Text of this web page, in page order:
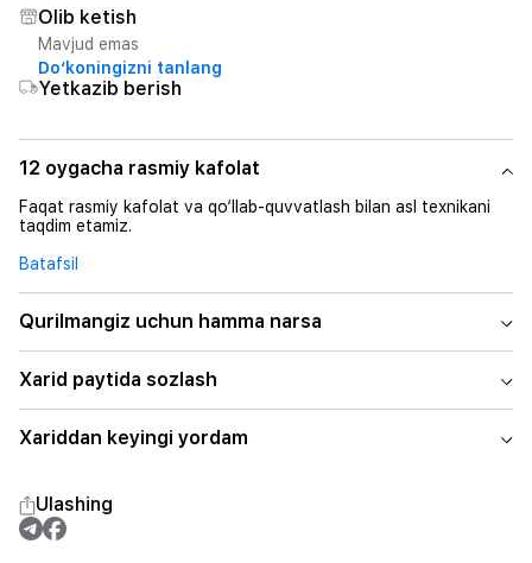
Olib ketish
Mavjud emas
Do‘koningizni tanlang
Yetkazib berish
12 oygacha rasmiy kafolat
Faqat rasmiy kafolat va qo‘llab-quvvatlash bilan asl texnikani
taqdim etamiz.
Batafsil
Qurilmangiz uchun hamma narsa
Xarid paytida sozlash
Xariddan keyingi yordam
Ulashing